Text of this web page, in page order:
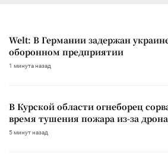
Welt: В Германии задержан
оборонном предприятии
1 минута назад
В Курской области огнеборец
время тушения пожара из-за дрона
5 минут назад